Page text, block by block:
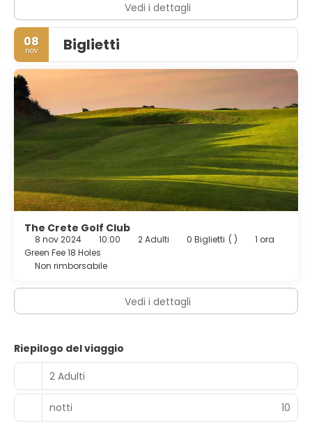
Vedi i dettagli
08
nov Biglietti
The Crete Golf Club
8 nov 2024 10:00 2 Adulti 0 Biglietti ( )
1 ora
Green Fee 18 Holes
Non rimborsabile
Vedi i dettagli
Riepilogo del viaggio
2 Adulti
notti 10